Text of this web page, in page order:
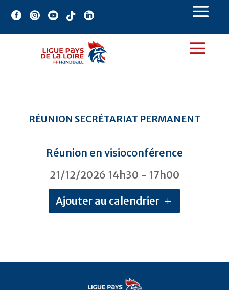
    
RÉUNION SECRÉTARIAT PERMANENT
Réunion en visioconférence
21/12/2026 14h30 - 17h00
Ajouter au calendrier